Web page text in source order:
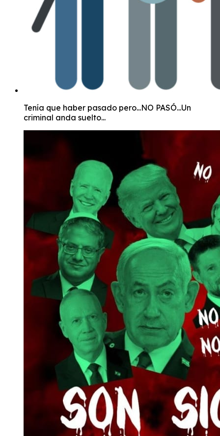
Tenía que haber pasado pero...NO PASÓ...Un
criminal anda suelto...